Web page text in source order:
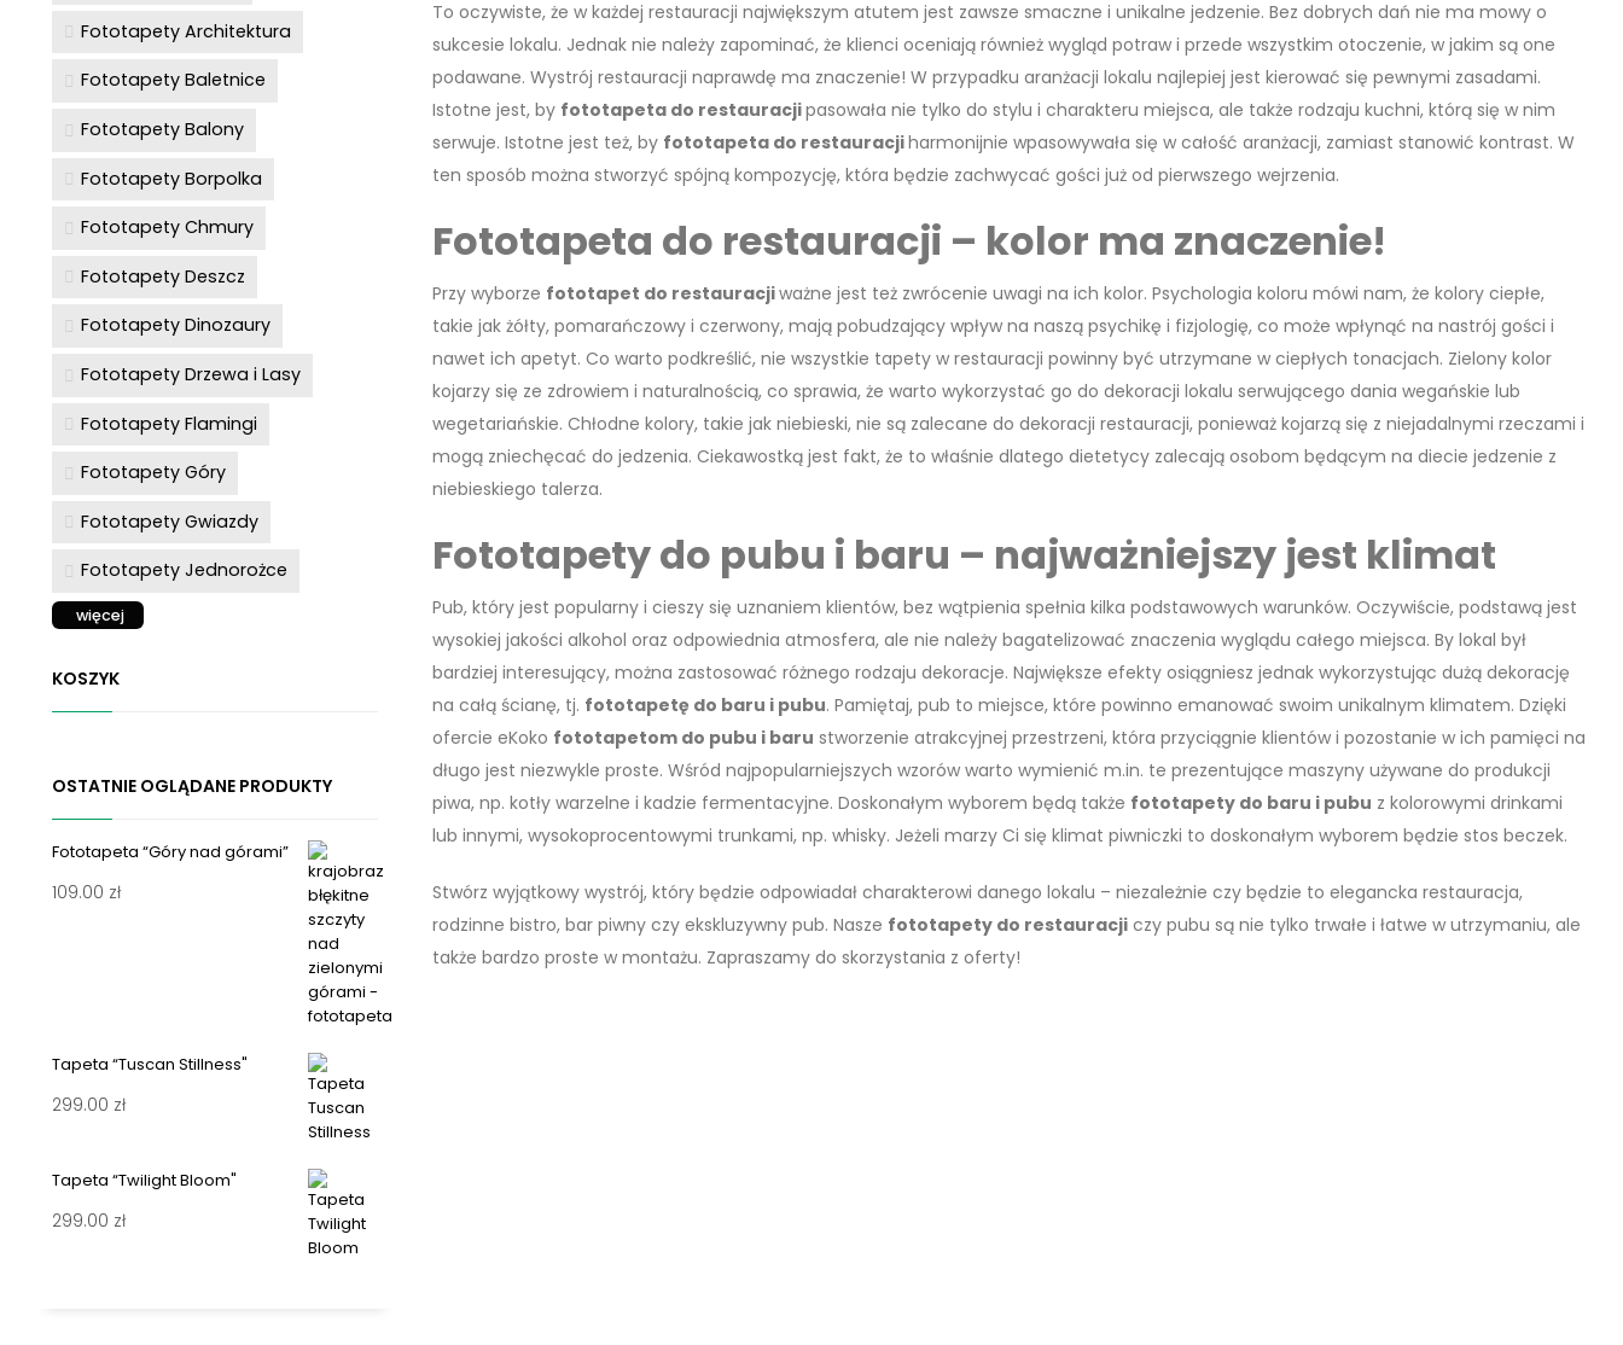
To oczywiste, że w każdej restauracji największym atutem jest zawsze smaczne i unikalne jedzenie. Bez dobrych dań nie ma mowy o
sukcesie lokalu. Jednak nie należy zapominać, że klienci oceniają również wygląd potraw i przede wszystkim otoczenie, w jakim są one
podawane. Wystrój restauracji naprawdę ma znaczenie! W przypadku aranżacji lokalu najlepiej jest kierować się pewnymi zasadami.
Istotne jest, by fototapeta do restauracjipasowała nie tylko do stylu i charakteru miejsca, ale także rodzaju kuchni, którą się w nim
serwuje. Istotne jest też, by fototapeta do restauracjiharmonijnie wpasowywała się w całość aranżacji, zamiast stanowić kontrast. W
ten sposób można stworzyć spójną kompozycję, która będzie zachwycać gości już od pierwszego wejrzenia.
Fototapeta do restauracji – kolor ma znaczenie!
Przy wyborze fototapet do restauracjiważne jest też zwrócenie uwagi na ich kolor. Psychologia koloru mówi nam, że kolory ciepłe,
takie jak żółty, pomarańczowy i czerwony, mają pobudzający wpływ na naszą psychikę i fizjologię, co może wpłynąć na nastrój gości i
nawet ich apetyt. Co warto podkreślić, nie wszystkie tapety w restauracji powinny być utrzymane w ciepłych tonacjach. Zielony kolor
kojarzy się ze zdrowiem i naturalnością, co sprawia, że warto wykorzystać go do dekoracji lokalu serwującego dania wegańskie lub
wegetariańskie. Chłodne kolory, takie jak niebieski, nie są zalecane do dekoracji restauracji, ponieważ kojarzą się z niejadalnymi rzeczami i
mogą zniechęcać do jedzenia. Ciekawostką jest fakt, że to właśnie dlatego dietetycy zalecają osobom będącym na diecie jedzenie z
niebieskiego talerza.
Fototapety do pubu i baru – najważniejszy jest klimat
Pub, który jest popularny i cieszy się uznaniem klientów, bez wątpienia spełnia kilka podstawowych warunków. Oczywiście, podstawą jest
wysokiej jakości alkohol oraz odpowiednia atmosfera, ale nie należy bagatelizować znaczenia wyglądu całego miejsca. By lokal był
bardziej interesujący, można zastosować różnego rodzaju dekoracje. Największe efekty osiągniesz jednak wykorzystując dużą dekorację
na całą ścianę, tj. fototapetę do baru i pubu. Pamiętaj, pub to miejsce, które powinno emanować swoim unikalnym klimatem. Dzięki
ofercie eKoko fototapetom do pubu i baru stworzenie atrakcyjnej przestrzeni, która przyciągnie klientów i pozostanie w ich pamięci na
długo jest niezwykle proste. Wśród najpopularniejszych wzorów warto wymienić m.in. te prezentujące maszyny używane do produkcji
piwa, np. kotły warzelne i kadzie fermentacyjne. Doskonałym wyborem będą także fototapety do baru i pubu z kolorowymi drinkami
lub innymi, wysokoprocentowymi trunkami, np. whisky. Jeżeli marzy Ci się klimat piwniczki to doskonałym wyborem będzie stos beczek.
Stwórz wyjątkowy wystrój, który będzie odpowiadał charakterowi danego lokalu – niezależnie czy będzie to elegancka restauracja,
rodzinne bistro, bar piwny czy ekskluzywny pub. Nasze fototapety do restauracjiczy pubu są nie tylko trwałe i łatwe w utrzymaniu, ale
także bardzo proste w montażu. Zapraszamy do skorzystania z oferty!
Fototapety Architektura
Fototapety Baletnice
Fototapety Balony
Fototapety Borpolka
Fototapety Chmury
Fototapety Deszcz
Fototapety Dinozaury
Fototapety Drzewa i Lasy
Fototapety Flamingi
Fototapety Góry
Fototapety Gwiazdy
Fototapety Jednorożce
więcej
KOSZYK
OSTATNIE OGLĄDANE PRODUKTY
Fototapeta “Góry nad górami”
109.00 zł
Tapeta “Tuscan Stillness"
299.00 zł
Tapeta “Twilight Bloom"
299.00 zł